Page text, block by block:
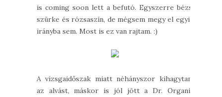
is coming soon lett a befutó. Egyszerre bézs,
szürke és rózsaszín, de mégsem megy el egyik
irányba sem. Most is ez van rajtam. :)
A vizsgaidőszak miatt néhányszor kihagytam
az alvást, máskor is jól jött a Dr. Organic